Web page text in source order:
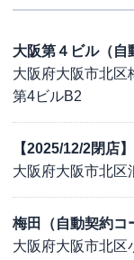
大阪第４ビル（自
大阪府大阪市北区
第4ビルB2
【2025/12/2閉店
大阪府大阪市北区
梅田（自動契約コ
大阪府大阪市北区